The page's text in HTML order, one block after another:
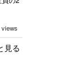
見る